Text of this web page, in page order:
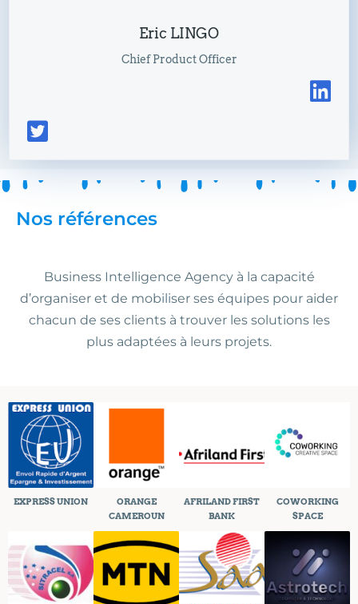
Eric LINGO
Chief Product Officer
Nos références
Business Intelligence Agency à la capacité
d’organiser et de mobiliser ses équipes pour aider
chacun de ses clients à trouver les solutions les
plus adaptées à leurs projets.
EXPRESS UNION
ORANGE
CAMEROUN
AFRILAND FIRST
BANK
COWORKING
SPACE